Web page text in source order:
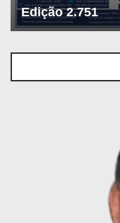
Edição 2.751